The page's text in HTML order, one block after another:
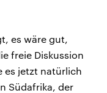
es wäre gut,
freie Diskussion
es jetzt natürlich
Südafrika, der